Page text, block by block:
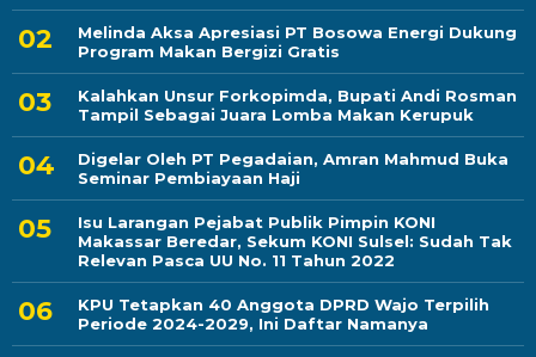
Melinda Aksa Apresiasi PT Bosowa Energi Dukung
Program Makan Bergizi Gratis
Kalahkan Unsur Forkopimda, Bupati Andi Rosman
Tampil Sebagai Juara Lomba Makan Kerupuk
Digelar Oleh PT Pegadaian, Amran Mahmud Buka
Seminar Pembiayaan Haji
Isu Larangan Pejabat Publik Pimpin KONI
Makassar Beredar, Sekum KONI Sulsel: Sudah Tak
Relevan Pasca UU No. 11 Tahun 2022
KPU Tetapkan 40 Anggota DPRD Wajo Terpilih
Periode 2024-2029, Ini Daftar Namanya